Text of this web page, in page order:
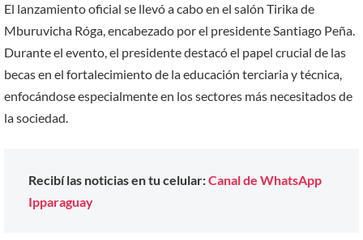
El lanzamiento oficial se llevó a cabo en el salón Tirika de
Mburuvicha Róga, encabezado por el presidente Santiago Peña.
Durante el evento, el presidente destacó el papel crucial de las
becas en el fortalecimiento de la educación terciaria y técnica,
enfocándose especialmente en los sectores más necesitados de
la sociedad.
Recibí las noticias en tu celular:Canal de WhatsApp
Ipparaguay